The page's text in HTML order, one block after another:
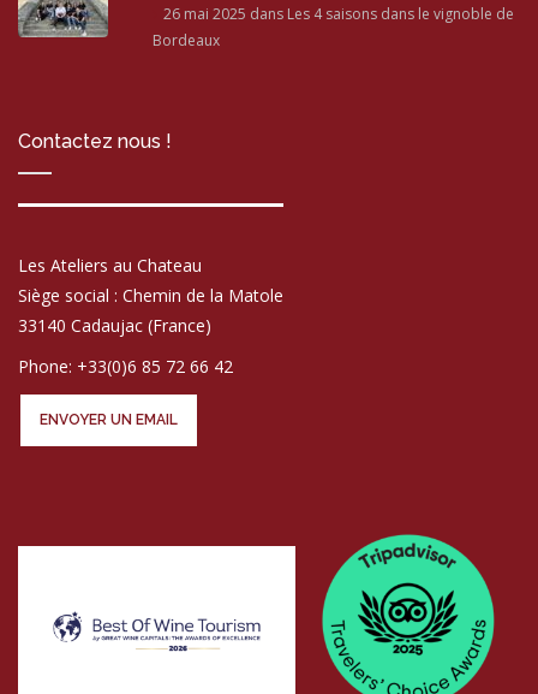
26 mai 2025 dans Les 4 saisons dans le vignoble de
Bordeaux
Contactez nous !
Les Ateliers au Chateau
Siège social : Chemin de la Matole
33140 Cadaujac (France)
Phone: +33(0)6 85 72 66 42
ENVOYER UN EMAIL